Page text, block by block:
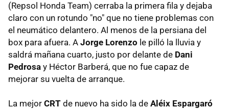
(Repsol Honda Team) cerraba la primera fila y dejaba
claro con un rotundo "no" que no tiene problemas con
el neumático delantero. Al menos de la persiana del
box para afuera. A Jorge Lorenzo le pilló la lluvia y
saldrá mañana cuarto, justo por delante de Dani
Pedrosa y Héctor Barberá, que no fue capaz de
mejorar su vuelta de arranque.
La mejor CRT de nuevo ha sido la de Aléix Espargaró